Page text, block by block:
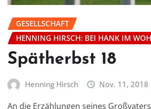
GESELLSCHAFT
HENNING HIRSCH: BEI HANK IM
Spätherbst 18
Henning Hirsch Nov. 11, 2018
An die Erzählungen seines